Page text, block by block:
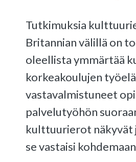
Tutkimuksia
Britannian välillä on
oleellista ymmärtää
korkeakoulujen
vastavalmistuneet
palvelutyöhön
kulttuurierot näkyvät
se vastaisi